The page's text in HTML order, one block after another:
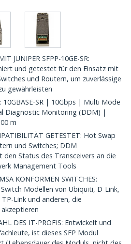
JUNIPER SFPP-10GE-SR:
und getestet für den Einsatz mit
und Routern, um zuverlässige
gewährleisten
10GBASE-SR | 10Gbps | Multi Mode
Diagnostic Monitoring (DDM) |
m
GETESTET: Hot Swap
und Switches; DDM
Status des Transceivers an die
Management Tools
KONFORMEN SWITCHES:
Modellen von Ubiquiti, D-Link,
Link und anderen, die
DES IT-PROFIS: Entwickelt und
ist dieses SFP Modul